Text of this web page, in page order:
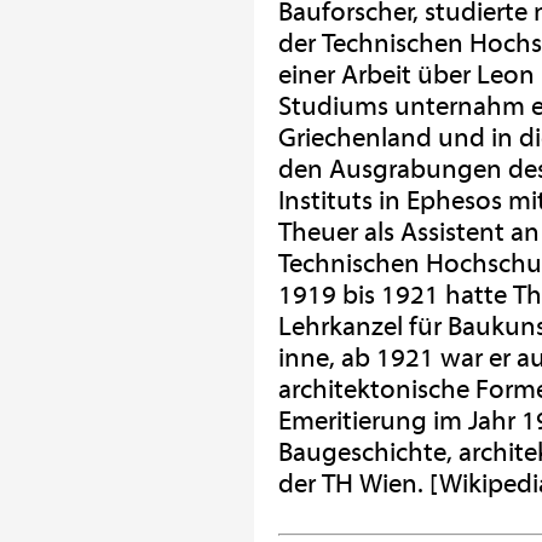
Bauforscher, studierte
der Technischen
einer Arbeit über
Studiums unternahm
Griechenland und in
den Ausgrabungen
Instituts in Ephesos
Theuer als Assistent
Technischen
1919 bis 1921 hatte
Lehrkanzel für
inne, ab 1921 war er
architektonische
Emeritierung im Jahr
Baugeschichte,
der TH Wien.